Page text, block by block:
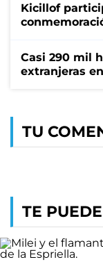
Kicillof
Casi 290 mil
extranjeras
TU
TE